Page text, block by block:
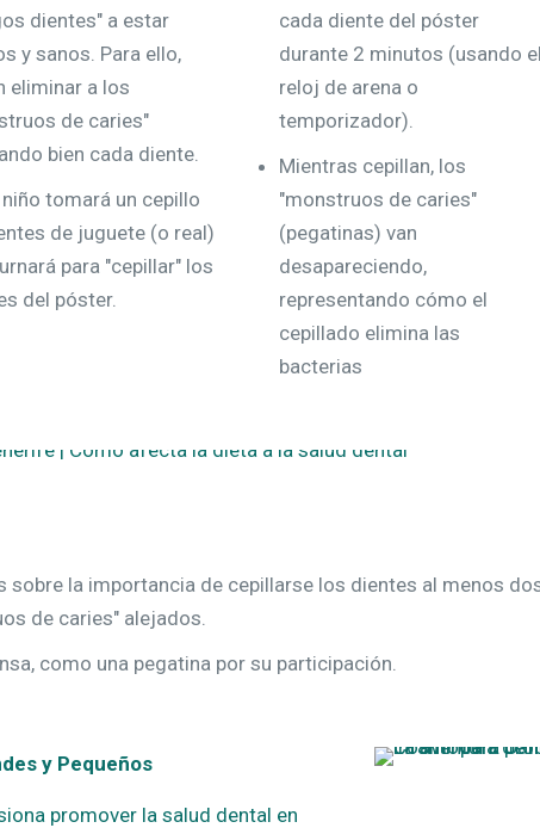
dientes" a estar
y sanos. Para ello,
eliminar a los
de caries"
bien cada diente.
niño tomará un cepillo
de juguete (o real)
para "cepillar" los
del póster.
cada diente del póster
durante 2 minutos (usando el
reloj de arena o
temporizador).
Mientras cepillan, los
"monstruos de caries"
(pegatinas) van
desapareciendo,
representando cómo el
cepillado elimina las
bacterias
la importancia de cepillarse los dientes al menos
de caries" alejados.
como una pegatina por su participación.
y Pequeños
promover la salud dental en